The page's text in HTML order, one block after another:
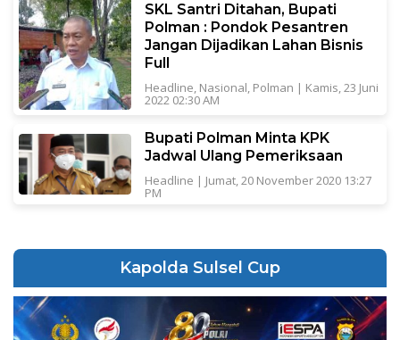
SKL Santri Ditahan, Bupati
Polman : Pondok Pesantren
Jangan Dijadikan Lahan Bisnis
Full
Headline, Nasional, Polman | Kamis, 23 Juni
2022 02:30 AM
Bupati Polman Minta KPK
Jadwal Ulang Pemeriksaan
Headline | Jumat, 20 November 2020 13:27
PM
Kapolda Sulsel Cup